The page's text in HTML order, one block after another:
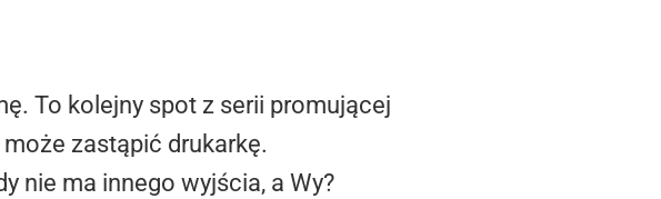
To kolejny spot z serii promującej
zastąpić drukarkę.
nie ma innego wyjścia, a Wy?